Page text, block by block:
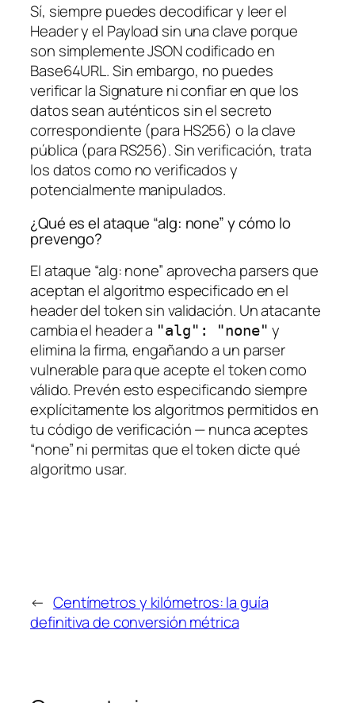
Sí, siempre puedes decodificar y leer el
Header y el Payload sin una clave porque
son simplemente JSON codificado en
Base64URL. Sin embargo, no puedes
verificar la Signature ni confiar en que los
datos sean auténticos sin el secreto
correspondiente (para HS256) o la clave
pública (para RS256). Sin verificación, trata
los datos como no verificados y
potencialmente manipulados.
¿Qué es el ataque “alg: none” y cómo lo
prevengo?
El ataque “alg: none” aprovecha parsers que
aceptan el algoritmo especificado en el
header del token sin validación. Un atacante
cambia el header a "alg": "none" y
elimina la firma, engañando a un parser
vulnerable para que acepte el token como
válido. Prevén esto especificando siempre
explícitamente los algoritmos permitidos en
tu código de verificación — nunca aceptes
“none” ni permitas que el token dicte qué
algoritmo usar.
← Centímetros y kilómetros: la guía
definitiva de conversión métrica